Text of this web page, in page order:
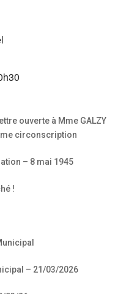
ouverte à Mme GALZY
circonscription
– 8 mai 1945
!
– 21/03/2026